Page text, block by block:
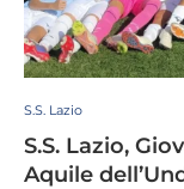
S.S. Lazio
S.S. Lazio,
Aquile